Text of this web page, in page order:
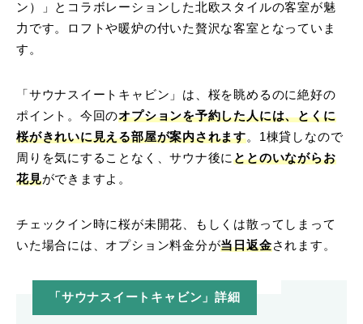
ン）」とコラボレーションした北欧スタイルの客室が魅
力です。ロフトや暖炉の付いた贅沢な客室となっていま
す。
「サウナスイートキャビン」は、桜を眺めるのに絶好の
ポイント。今回のオプションを予約した人には、とくに
桜がきれいに見える部屋が案内されます。1棟貸しなので
周りを気にすることなく、サウナ後にととのいながらお
花見ができますよ。
チェックイン時に桜が未開花、もしくは散ってしまって
いた場合には、オプション料金分が当日返金されます。
「サウナスイートキャビン」詳細